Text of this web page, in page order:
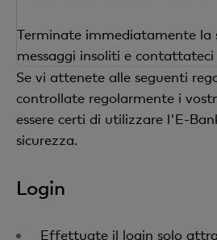
Terminate immediatamente la
messaggi insoliti e
Se vi attenete alle seguenti
controllate regolarmente i
essere certi di utilizzare l'E-
sicurezza.
Login
Effettuate il login solo